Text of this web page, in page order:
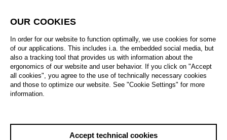
All artistic fields
All locations
All features
OUR COOKIES
In order for our website to function optimally, we use cookies for some
of our applications. This includes i.a. the embedded social media, but
also a tracking tool that provides us with information about the
ergonomics of our website and user behavior. If you click on "Accept
all cookies", you agree to the use of technically necessary cookies
and those to optimize our website. See "Cookie Settings" for more
information.
Accept technical cookies